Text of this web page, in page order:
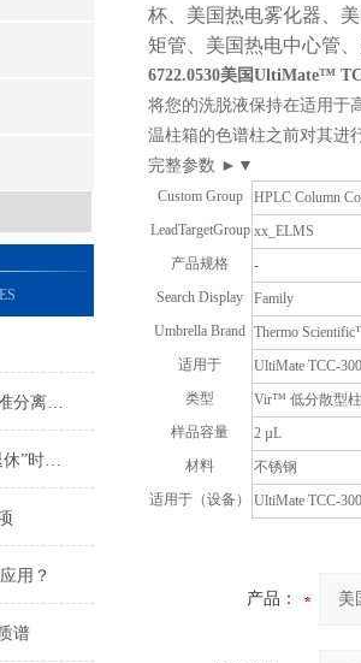
安捷伦色谱柱活化开启精准分离的关键序章
如何判断一只色谱柱的“退休”时间？
用？
谱
杯、美国热电雾化器、
矩管、美国热电中心管
6722.0530美国UltiMate™
将您的洗脱液保持在适用于
温柱箱的色谱柱之前对其进
完整参数 ►▼
Custom Group
HPLC Column
LeadTargetGroup xx_ELMS
产品规格
-
Search Display
Family
Umbrella Brand Thermo
适用于
UltiMate TCC-
类型
Vir™ 低分散型
样品容量
2 µL
材料
不锈钢
适用于（设备）
UltiMate TCC-
产品：